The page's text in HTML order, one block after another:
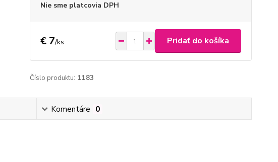
Nie sme platcovia DPH
€ 7/ks Pridať do košíka
Číslo produktu: 1183
Komentáre 0